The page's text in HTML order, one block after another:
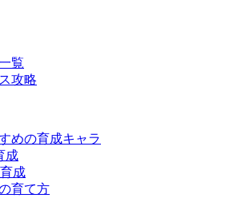
覧
攻略
めの育成キャラ
成
成
育て方